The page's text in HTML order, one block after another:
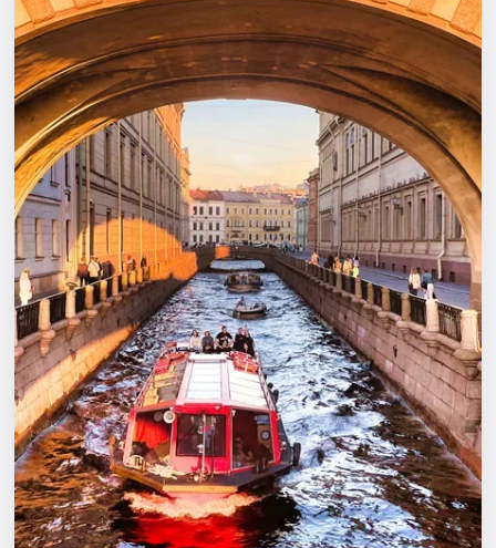
Квесты
Экскурсии
Спорт
События
Города
Площадки
Артисты
Рейтинги